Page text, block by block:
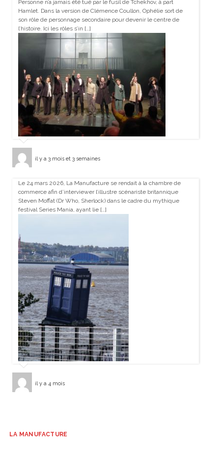
Personne n’a jamais été tué par le fusil de Tchekhov, à part
Hamlet. Dans la version de Clémence Coullon, Ophélie sort de
son rôle de personnage secondaire pour devenir le centre de
l’histoire. Ici les rôles s’in […]
il y a 3 mois et 3 semaines
Le 24 mars 2026, La Manufacture se rendait à la chambre de
commerce afin d’interviewer l’illustre scénariste britannique
Steven Moffat (Dr Who, Sherlock) dans le cadre du mythique
festival Series Mania, ayant lie […]
il y a 4 mois
LA MANUFACTURE